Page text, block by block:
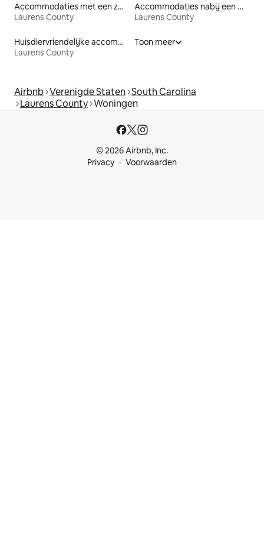
Accommodaties met een zwembad
Laurens County
Accommodaties nabij een meer
Laurens County
Huisdiervriendelijke accommodaties
Laurens County
Toon meer
Airbnb Verenigde Staten South Carolina
Laurens County Woningen
© 2026 Airbnb, Inc.
Privacy
Voorwaarden